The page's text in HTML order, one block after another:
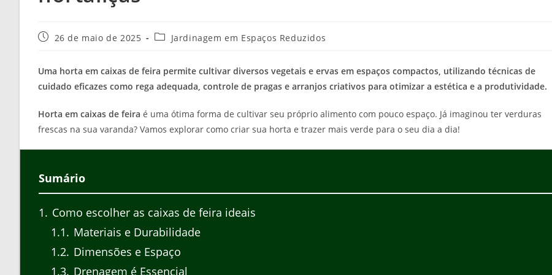
Post26 de maio de 2025
Categoria
Jardinagem em Espaços Reduzidos
Uma horta em caixas de feira permite cultivar diversos vegetais e ervas em espaços compactos, utilizando técnicas de
cuidado eficazes como rega adequada, controle de pragas e arranjos criativos para otimizar a estética e a produtividade.
Horta em caixas de feira é uma ótima forma de cultivar seu próprio alimento com pouco espaço. Já imaginou ter verduras
frescas na sua varanda? Vamos explorar como criar sua horta e trazer mais verde para o seu dia a dia!
Sumário
1
Como escolher as caixas de feira ideais
1.1
Materiais e Durabilidade
1.2 Dimensões e Espaço
1.3 Drenagem é Essencial